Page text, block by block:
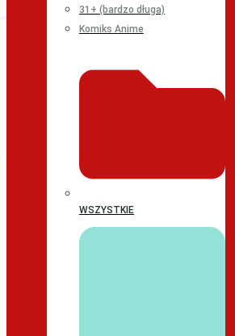
31+ (bardzo długa)
Komiks Anime
WSZYSTKIE